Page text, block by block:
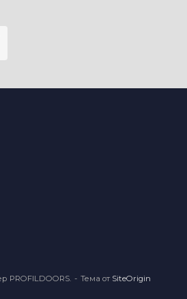
Тема от SiteOrigin